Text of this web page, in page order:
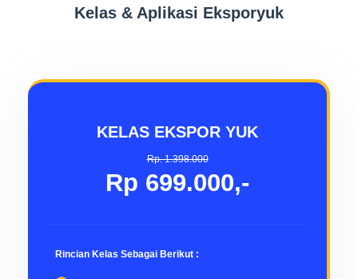
Kelas & Aplikasi Eksporyuk
KELAS EKSPOR YUK
Rp. 1.398.000
Rp 699.000,-
Rincian Kelas Sebagai Berikut :